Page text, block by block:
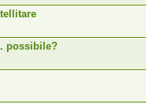
possibile?